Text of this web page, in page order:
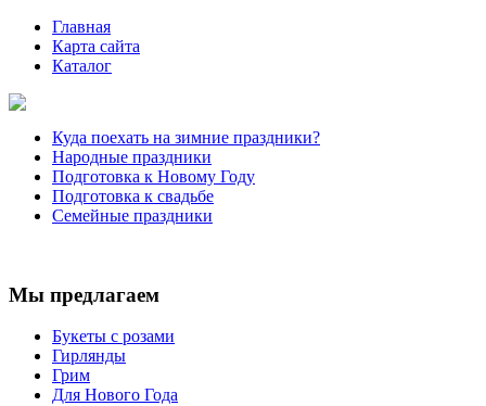
Главная
Карта сайта
Каталог
Куда поехать на зимние праздники?
Народные праздники
Подготовка к Новому Году
Подготовка к свадьбе
Семейные праздники
Мы предлагаем
Букеты с розами
Гирлянды
Грим
Для Нового Года